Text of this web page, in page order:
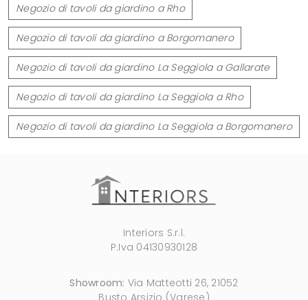
Negozio di tavoli da giardino a Rho
Negozio di tavoli da giardino a Borgomanero
Negozio di tavoli da giardino La Seggiola a Gallarate
Negozio di tavoli da giardino La Seggiola a Rho
Negozio di tavoli da giardino La Seggiola a Borgomanero
Interiors S.r.l.
P.Iva 04130930128
Showroom: Via Matteotti 26, 21052
Busto Arsizio (Varese)